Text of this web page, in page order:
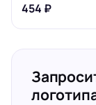
454 ₽